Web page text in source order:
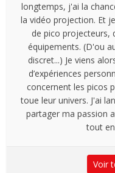
longtemps, j'ai la
la vidéo projection. Et
de pico projecteurs,
équipements. (D'ou
discret...) Je viens
d’expériences
concernent les picos
toue leur univers. J'ai
partager ma passion
tout
Voir